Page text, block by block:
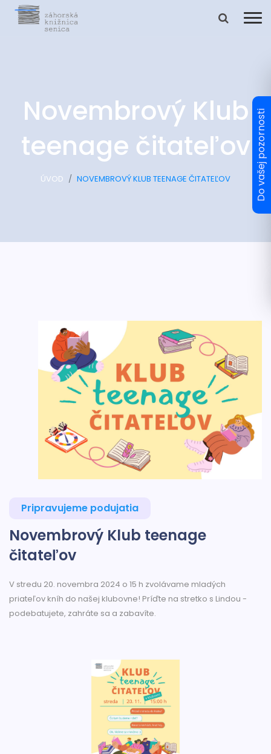
Novembrový Klub
teenage čitateľov
ÚVOD NOVEMBROVÝ KLUB TEENAGE ČITATEĽOV
Pripravujeme podujatia
Novembrový Klub teenage
čitateľov
V stredu 20. novembra 2024 o 15 h zvolávame mladých
priateľov kníh do našej klubovne! Príďte na stretko s Lindou -
podebatujete, zahráte sa a zabavíte.